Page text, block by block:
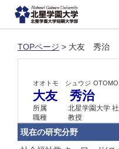
TOPページ > 大友 秀治
オオトモ シュウジ
大友 秀治
所属
北星学園大学
職種
教授
現在の研究分野